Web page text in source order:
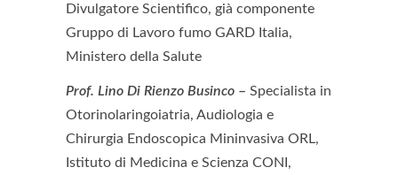
Divulgatore Scientifico, già componente
Gruppo di Lavoro fumo GARD Italia,
Ministero della Salute
Prof. Lino Di Rienzo Businco – Specialista in
Otorinolaringoiatria, Audiologia e
Chirurgia Endoscopica Mininvasiva ORL,
Istituto di Medicina e Scienza CONI,